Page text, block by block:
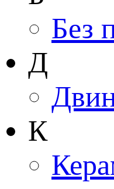
Без
Д
К